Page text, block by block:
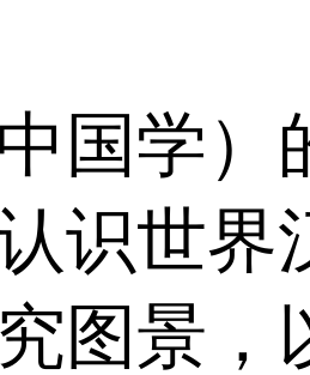
国学）
识世界
图景，